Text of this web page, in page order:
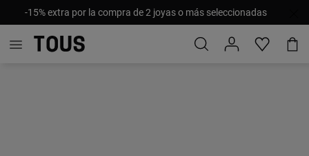
-15% extra por la compra de 2 joyas o más seleccionadas